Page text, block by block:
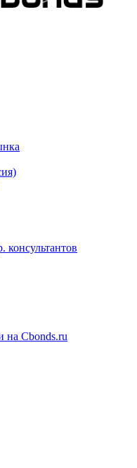
консультантов
на Cbonds.ru